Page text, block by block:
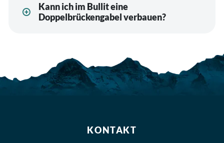
Kann ich im Bullit eine
Doppelbrückengabel verbauen?
KONTAKT